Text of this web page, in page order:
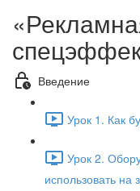
Введение
Урок 1. Как
Урок 2.
использовать на